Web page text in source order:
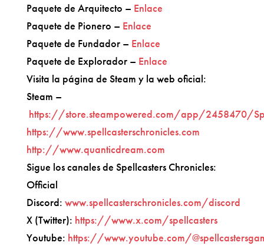
Paquete de Arquitecto – Enlace
Paquete de Pionero – Enlace
Paquete de Fundador – Enlace
Paquete de Explorador – Enlace
Visita la página de Steam y la web oficial:
Steam –
https://store.steampowered.com/app/2458470/
https://www.spellcasterschronicles.com
http://www.quanticdream.com
Sigue los canales de Spellcasters Chronicles:
Official
Discord: www.spellcasterschronicles.com/discord
X (Twitter): https://www.x.com/spellcasters
Youtube: https://www.youtube.com/